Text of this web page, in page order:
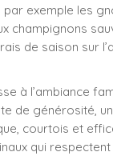
par exemple les
champignons
de saison sur
à l’ambiance
de générosité,
courtois et
qui